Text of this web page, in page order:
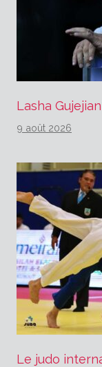
Lasha
9 août 2026
Le judo